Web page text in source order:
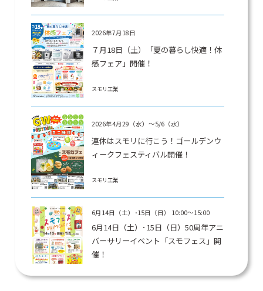
2026年7月18日
７月18日（土）「夏の暮らし快適！体
感フェア」開催！
スモリ工業
2026年4月29（水）～5/6（水）
連休はスモリに行こう！ゴールデンウ
ィークフェスティバル開催！
スモリ工業
6月14日（土）･15日（日） 10:00～15:00
6月14日（土）･15日（日）50周年アニ
バーサリーイベント「スモフェス」開
催！